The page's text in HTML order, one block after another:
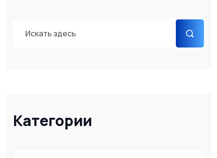
Категории